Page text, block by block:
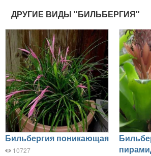
ДРУГИЕ ВИДЫ "БИЛЬБЕРГИЯ"
Бильбергия поникающая
10727